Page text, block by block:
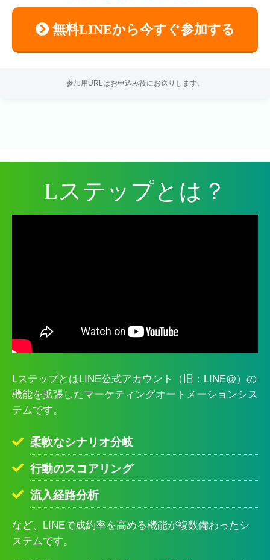
無料LINEから今すぐ参加する
参加用URLはお申込み後にお送りします。
Lステップとは？
LステップとはLINE公式アカウント（旧：LINE@）の
機能を拡張したマーケティングオートメーションシス
テムです。
柔軟なシナリオ分岐
行動のスコアリング
流入経路分析
など、LINEで成約率を高める機能が複数備わったシ
ステムです。